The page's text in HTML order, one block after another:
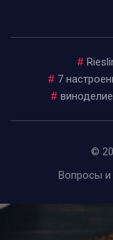
#
# 7
# виноделие
©
Вопросы